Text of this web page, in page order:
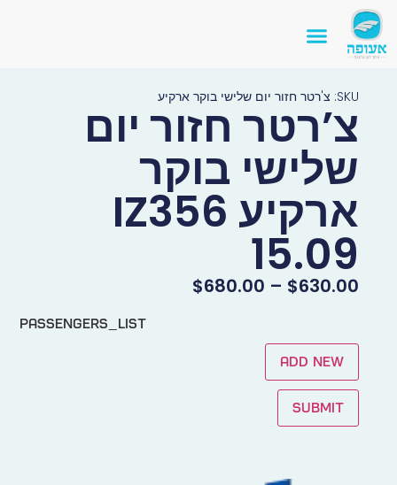
SKU: צ'רטר חזור יום שלישי בוקר ארקיע
צ’רטר חזור יום
שלישי בוקר
ארקיע IZ356
15.09
$630.00
–
$680.00
passengers_list
Add new
Submit